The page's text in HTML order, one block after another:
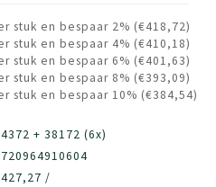
stuk en bespaar 2% (€418,72)
stuk en bespaar 4% (€410,18)
stuk en bespaar 6% (€401,63)
stuk en bespaar 8% (€393,09)
stuk en bespaar 10% (€384,54)
+ 38172 (6x)
/